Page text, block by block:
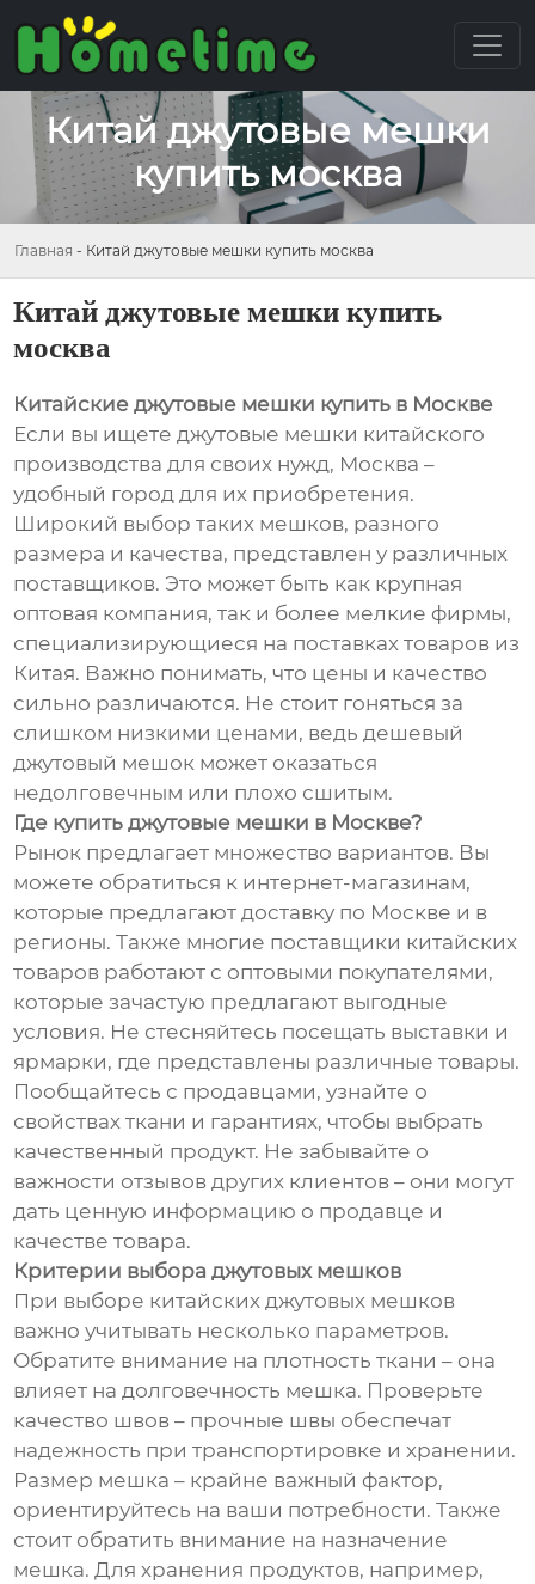
Китай джутовые мешки
купить москва
Главная - Китай джутовые мешки купить москва
Китай джутовые мешки купить
москва
Китайские джутовые мешки купить в Москве
Если вы ищете джутовые мешки китайского
производства для своих нужд, Москва –
удобный город для их приобретения.
Широкий выбор таких мешков, разного
размера и качества, представлен у различных
поставщиков. Это может быть как крупная
оптовая компания, так и более мелкие фирмы,
специализирующиеся на поставках товаров из
Китая. Важно понимать, что цены и качество
сильно различаются. Не стоит гоняться за
слишком низкими ценами, ведь дешевый
джутовый мешок может оказаться
недолговечным или плохо сшитым.
Где купить джутовые мешки в Москве?
Рынок предлагает множество вариантов. Вы
можете обратиться к интернет-магазинам,
которые предлагают доставку по Москве и в
регионы. Также многие поставщики китайских
товаров работают с оптовыми покупателями,
которые зачастую предлагают выгодные
условия. Не стесняйтесь посещать выставки и
ярмарки, где представлены различные товары.
Пообщайтесь с продавцами, узнайте о
свойствах ткани и гарантиях, чтобы выбрать
качественный продукт. Не забывайте о
важности отзывов других клиентов – они могут
дать ценную информацию о продавце и
качестве товара.
Критерии выбора джутовых мешков
При выборе китайских джутовых мешков
важно учитывать несколько параметров.
Обратите внимание на плотность ткани – она
влияет на долговечность мешка. Проверьте
качество швов – прочные швы обеспечат
надежность при транспортировке и хранении.
Размер мешка – крайне важный фактор,
ориентируйтесь на ваши потребности. Также
стоит обратить внимание на назначение
мешка. Для хранения продуктов, например,